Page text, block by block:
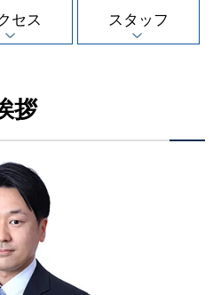
セス スタッフ
拶